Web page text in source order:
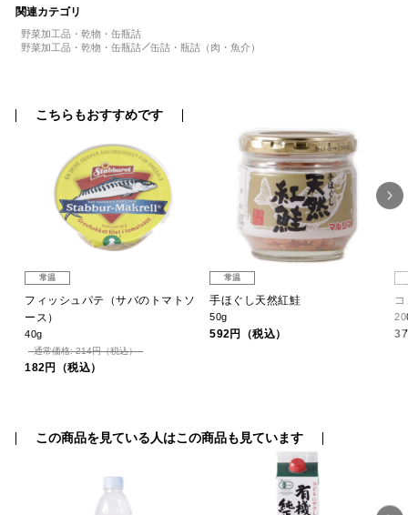
関連カテゴリ
野菜加工品・乾物・缶瓶詰
野菜加工品・乾物・缶瓶詰
缶詰・瓶詰（肉・魚介）
こちらもおすすめです
常温
フィッシュパテ（サバのトマトソ
ース）
40g
通常価格: 214円（税込）
182円（税込）
常温
手ほぐし天然紅鮭
50g
592円（税込）
この商品を見ている人はこの商品も見ています